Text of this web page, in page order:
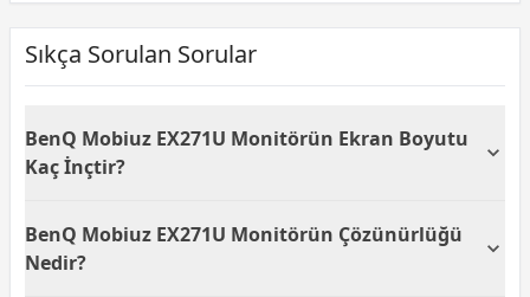
Sıkça Sorulan Sorular
BenQ Mobiuz EX271U Monitörün Ekran Boyutu
Kaç İnçtir?
sahiptir. Bu geniş ekran, oyun ve multimedya
deneyiminizi daha etkileyici hale getirir.
BenQ Mobiuz EX271U Monitörün Çözünürlüğü
Nedir?